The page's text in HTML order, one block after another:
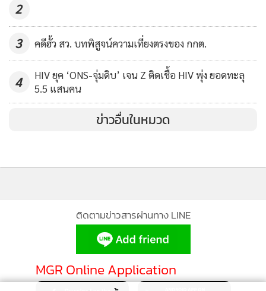
ติดคุก เสวยสุขต่างประเทศ ลูกน้องติดคุกหัวโต เขากล้าพูด จึง
สะท้อนว่าที่โดนร้องเรียน เพราะเป็นเกมการเมือง เป็นการดิส
เครดิตกัน จึงขอความเป็นธรรมให้กับลูกสาวด้วย และคนที่ร้องก็รู้
กันอยู่ ว่าเป็นแกนนำของพรรคการเมืองใด เอ๋ เขาไม่ได้บุกรุก
เขาเป็นเกษตรกรจริงๆ ไม่ใช่เกษตรกรเถื่อน”ทวี ไกรคุปต์อ้างไป
โน้น
ว่าเป็นที่ดินที่รัฐบาล โดยกรมป่าไม้อนุญาตให้เข้าไปทำกินได้
และได้เสียภาษีดอกหญ้ามามากกว่า 10 ปี เสียทุกครั้งที่มีการ
เรียกเก็บอย่างถูกต้อง
2
3 คดีฮั้ว สว. บทพิสูจน์ความเที่ยงตรงของ กกต.
4
HIV ยุค ‘ONS-จุ่มดิบ’ เจน Z ติดเชื้อ HIV พุ่ง ยอดทะลุ
5.5 แสนคน
ข่าวอื่นในหมวด
ติดตามข่าวสารผ่านทาง LINE
MGR Online Application